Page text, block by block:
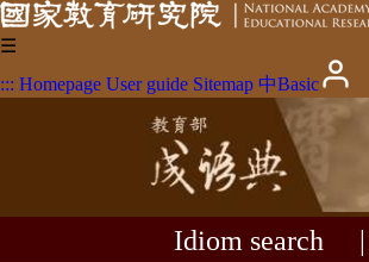
☰
::: Homepage User guide Sitemap 中Basic
Idiom search